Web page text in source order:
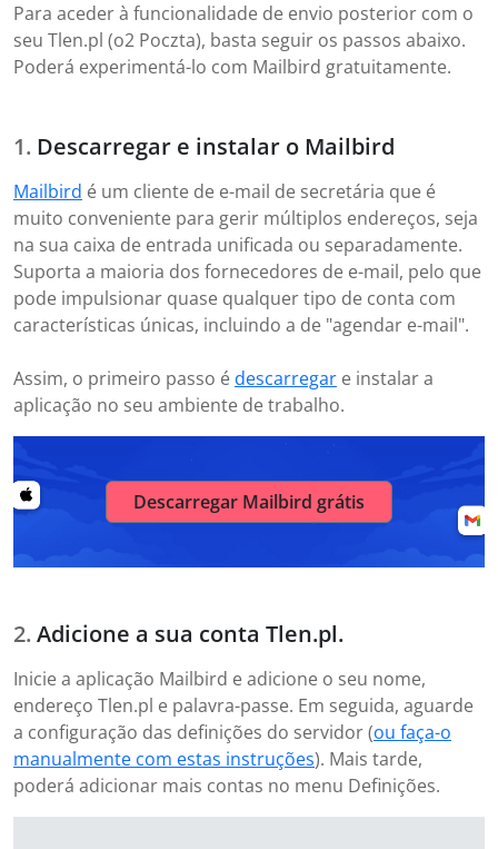
Para aceder à funcionalidade de envio posterior com o
seu Tlen.pl (o2 Poczta), basta seguir os passos abaixo.
Poderá experimentá-lo com Mailbird gratuitamente.
Descarregar e instalar o Mailbird
Mailbird é um cliente de e-mail de secretária que é
muito conveniente para gerir múltiplos endereços, seja
na sua caixa de entrada unificada ou separadamente.
Suporta a maioria dos fornecedores de e-mail, pelo que
pode impulsionar quase qualquer tipo de conta com
características únicas, incluindo a de "agendar e-mail".
Assim, o primeiro passo é descarregar e instalar a
aplicação no seu ambiente de trabalho.
Descarregar Mailbird grátis
Adicione a sua conta Tlen.pl.
Inicie a aplicação Mailbird e adicione o seu nome,
endereço Tlen.pl e palavra-passe. Em seguida, aguarde
a configuração das definições do servidor (ou faça-o
manualmente com estas instruções). Mais tarde,
poderá adicionar mais contas no menu Definições.